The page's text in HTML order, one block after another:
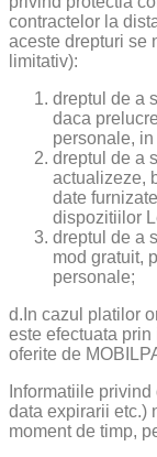
contractelor la
aceste drepturi se
limitativ):
dreptul de a
daca
personale,
dreptul de a
actualizeze,
date
dispozitiilor
dreptul de a
mod gratuit,
personale;
d.In cazul platilor
este efectuata
oferite de
Informatiile
data expirarii etc.)
moment de timp,